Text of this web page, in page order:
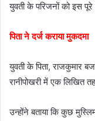
युवती के परिजनों को इस पूरे
पिता ने दर्ज कराया मुकदमा
युवती के पिता, राजकुमार
रानीपोखरी में एक लिखित
उन्होंने बताया कि कुछ